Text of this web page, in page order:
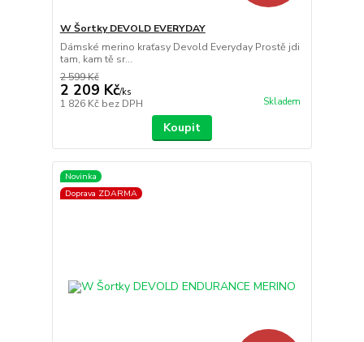
W Šortky DEVOLD EVERYDAY
Dámské merino kraťasy Devold Everyday Prostě jdi
tam, kam tě sr...
2 599 Kč
2 209 Kč/ks
1 826 Kč bez DPH Skladem
Koupit
Novinka
Doprava ZDARMA